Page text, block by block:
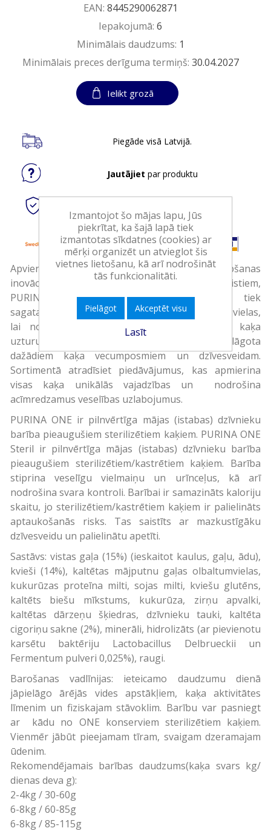
EAN: 8445290062871
Iepakojumā:6
Minimālais daudzums: 1
Minimālais preces derīguma termiņš: 30.04.2027
Ielikt grozā
Piegāde visā Latvijā.
Jautājiet par produktu
Apvienojot gadu gaitā iegūtā dzīvnieku kopšanas
inovācijas no mūsu vadošajiem uztura speciālistiem,
PURINA ONE kaķu barības piedāvājums tiek
sagatavots, izmantojot augstākās kvalitātes izejvielas,
lai nodrošinātu pilnvērtīgu un sabalansētu kaķa
uzturu. Barība PURINA ONE ir izstrādāta un pielāgota
dažādiem kaķa vecumposmiem un dzīvesveidam.
Sortimentā atradīsiet piedāvājumus, kas apmierina
visas kaķa unikālās vajadzības un nodrošina
acīmredzamus veselības uzlabojumus.
PURINA ONE ir pilnvērtīga mājas (istabas) dzīvnieku
barība pieaugušiem sterilizētiem kaķiem. PURINA ONE
Steril ir pilnvērtīga mājas (istabas) dzīvnieku barība
pieaugušiem sterilizētiem/kastrētiem kaķiem. Barība
stiprina veselīgu vielmaiņu un urīnceļus, kā arī
nodrošina svara kontroli. Barībai ir samazināts kaloriju
skaitu, jo sterilizētiem/kastrētiem kaķiem ir palielināts
aptaukošanās risks. Tas saistīts ar mazkustīgāku
dzīvesveidu un palielinātu apetīti.
Sastāvs: vistas gaļa (15%) (ieskaitot kaulus, gaļu, ādu),
kvieši (14%), kaltētas mājputnu gaļas olbaltumvielas,
kukurūzas proteīna milti, sojas milti, kviešu glutēns,
kaltēts biešu mīkstums, kukurūza, zirņu apvalki,
kaltētas dārzeņu šķiedras, dzīvnieku tauki, kaltēta
cigoriņu sakne (2%), minerāli, hidrolizāts (ar pievienotu
karsētu baktēriju Lactobacillus Delbrueckii un
Fermentum pulveri 0,025%), raugi.
Barošanas vadlīnijas: ieteicamo daudzumu dienā
jāpielāgo ārējās vides apstākļiem, kaķa aktivitātes
līmenim un fiziskajam stāvoklim. Barību var pasniegt
ar kādu no ONE konserviem sterilizētiem kaķiem.
Vienmēr jābūt pieejamam tīram, svaigam dzeramajam
ūdenim.
Rekomendējamais barības daudzums(kaķa svars kg/
dienas deva g):
2-4kg / 30-60g
6-8kg / 60-85g
6-8kg / 85-115g
Izmantojot šo mājas lapu, Jūs
piekrītat, ka šajā lapā tiek
izmantotas sīkdatnes (cookies) ar
mērķi organizēt un atvieglot šis
vietnes lietošanu, kā arī nodrošināt
tās funkcionalitāti.
Pielāgot Akceptēt visu
Lasīt